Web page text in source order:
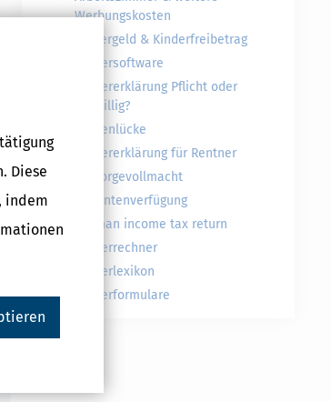
Diese
indem
Werbungskosten
Kindergeld & Kinderfreibetrag
Steuersoftware
Steuererklärung Pflicht oder
freiwillig?
Rentenlücke
Steuererklärung für Rentner
Vorsorgevollmacht
Patientenverfügung
German income tax return
Steuerrechner
Steuerlexikon
Steuerformulare